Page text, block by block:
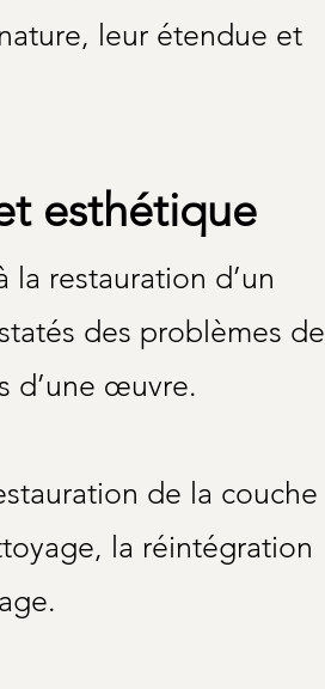
leur étendue et
esthétique
la restauration d’un
des problèmes de
d’une œuvre.
de la couche
la réintégration